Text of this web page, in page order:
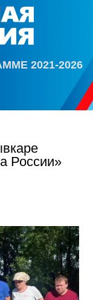
2021-2026
России»